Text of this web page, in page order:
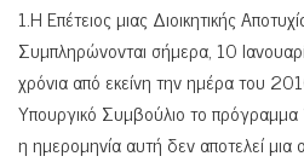
1.Η Επέτειος μιας Διοικητικής
Συμπληρώνονται σήμερα, 10
χρόνια από εκείνη την ημέρα του
Υπουργικό Συμβούλιο το πρόγραμμα
η ημερομηνία αυτή δεν αποτελεί μια